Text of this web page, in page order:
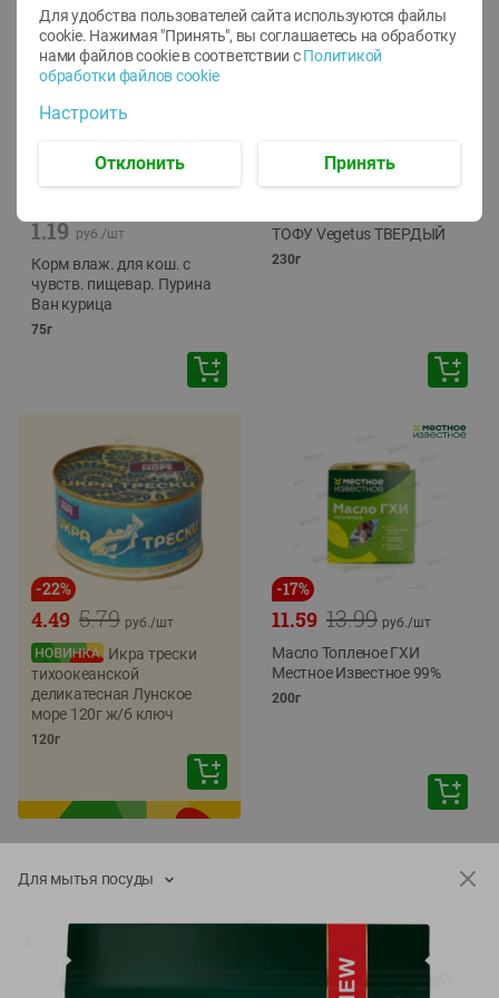
1.19 руб./шт
Корм влаж. для кош. с
чувств. пищевар. Пурина
Ван курица
75г
ТОФУ Vegetus ТВЕРДЫЙ
230г
-22%
5.79
4.49 руб./шт
Икра трески
тихоокеанской
деликатесная Лунское
море 120г ж/б ключ
120г
-17%
13.99
11.59 руб./шт
Масло Топленое ГХИ
Местное Известное 99%
200г
Для мытья посуды
Для удобства пользователей сайта используются файлы
cookie. Нажимая "Принять", вы соглашаетесь на обработку
нами файлов cookie в соответствии с Политикой
обработки файлов cookie
Настроить
Отклонить Принять